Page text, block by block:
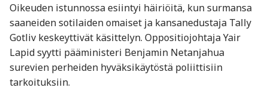
Oikeuden istunnossa esiintyi häiriöitä, kun surmansa
saaneiden sotilaiden omaiset ja kansanedustaja Tally
Gotliv keskeyttivät käsittelyn. Oppositiojohtaja Yair
Lapid syytti pääministeri Benjamin Netanjahua
surevien perheiden hyväksikäytöstä poliittisiin
tarkoituksiin. ​